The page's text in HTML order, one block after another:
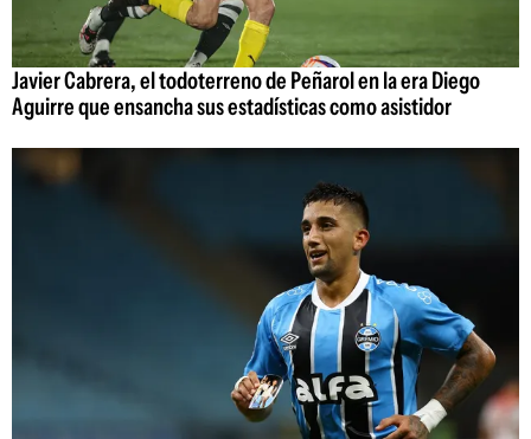
Javier Cabrera, el todoterreno de Peñarol en la era Diego
Aguirre que ensancha sus estadísticas como asistidor